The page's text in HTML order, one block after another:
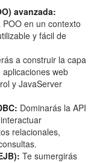
avanzada:
en un contexto
y fácil de
a construir la capa
web
y JavaServer
Dominarás la API
relacionales,
Te sumergirás